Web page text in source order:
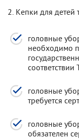
2. Кепки для детей
головные
необходимо
головные
требуется
головные
обязателен